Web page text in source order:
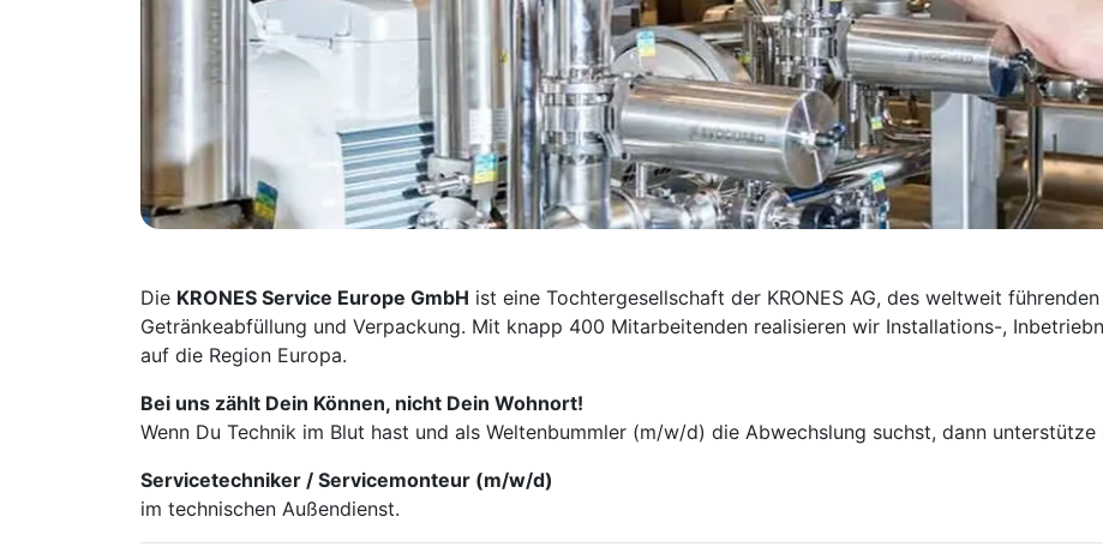
Die KRONES Service Europe GmbH ist eine Tochter­gesellschaft der KRONES AG, des weltweit
Getränke­abfüllung und Verpackung. Mit knapp 400 Mitarbei­tenden realisieren wir Installations-,
auf die Region Europa.
Bei uns zählt Dein Können, nicht Dein Wohnort!
Wenn Du Technik im Blut hast und als Weltenbummler (m/w/d) die Abwechslung suchst, dann
Servicetechniker / Servicemonteur (m/w/d)
im technischen Außendienst.